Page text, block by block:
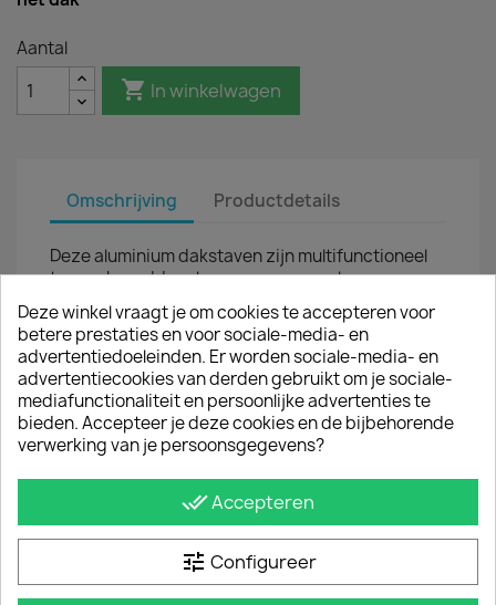
Aantal
 In winkelwagen
Omschrijving Productdetails
Deze aluminium dakstaven zijn multifunctioneel
toepasbaar. Ideaal voor vervoer van lange
materialen op het dak van de MAN TGE.
De Q-Top aluminium dakdragers zijn geheel
onderhoudsvrij. Verder zijn de allesdragers net zo
sterk als de stalen varianten. De dakstaven geven
een sportieve look en zijn een stijlvol alternatief
voor een imperiaal.
montagehandleiding en montagematerialen.
De dakdragers...
zijn gemakkelijk te monteren op de originele
montagegaten in het dak
Deze winkel vraagt je om cookies te accepteren voor
betere prestaties en voor sociale-media- en
advertentiedoeleinden. Er worden sociale-media- en
advertentiecookies van derden gebruikt om je sociale-
mediafunctionaliteit en persoonlijke advertenties te
bieden. Accepteer je deze cookies en de bijbehorende
verwerking van je persoonsgegevens?
done_allAccepteren
tune Configureer